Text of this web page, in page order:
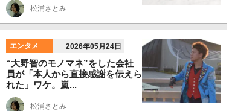
松浦さとみ
エンタメ 2026年05月24日
“大野智のモノマネ”をした会社
員が「本人から直接感謝を伝えら
れた」ワケ。嵐...
松浦さとみ